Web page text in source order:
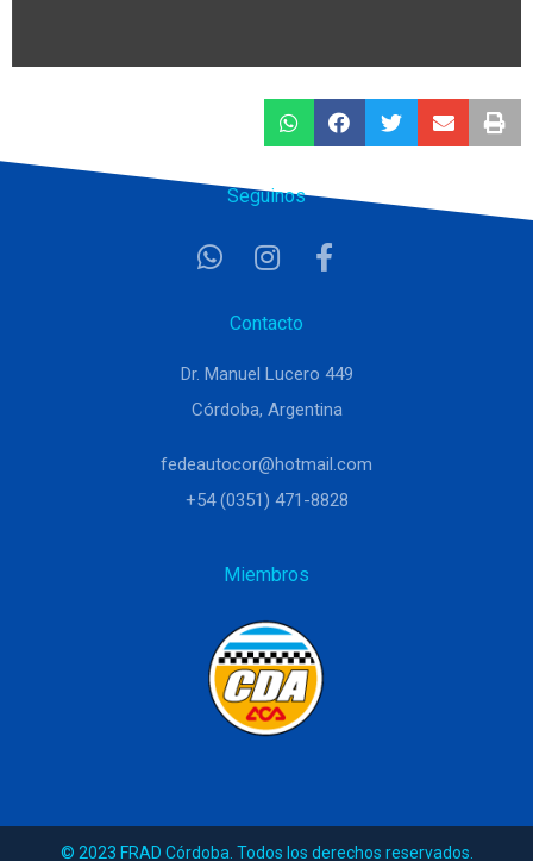
Seguinos
Contacto
Dr. Manuel Lucero 449
Córdoba, Argentina
fedeautocor@hotmail.com
+54 (0351) 471-8828
Miembros
© 2023 FRAD Córdoba. Todos los derechos reservados.